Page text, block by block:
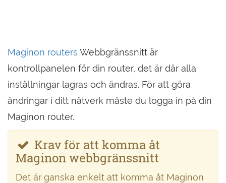
Maginon routers Webbgränssnitt är
kontrollpanelen för din router, det är där alla
inställningar lagras och ändras. För att göra
ändringar i ditt nätverk måste du logga in på din
Maginon router.
Krav för att komma åt
Maginon webbgränssnitt
Det är ganska enkelt att komma åt Maginon